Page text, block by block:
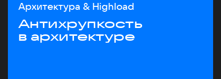
Архитектура & Highload
Антихрупкость
в архитектуре